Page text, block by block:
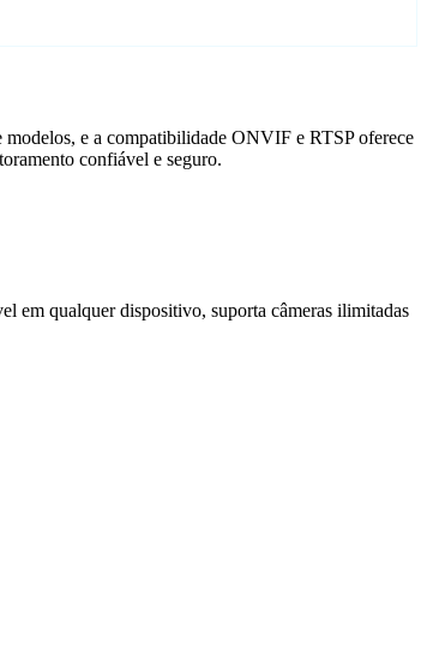
e a compatibilidade ONVIF e RTSP oferece
confiável e seguro.
em qualquer dispositivo, suporta câmeras ilimitadas